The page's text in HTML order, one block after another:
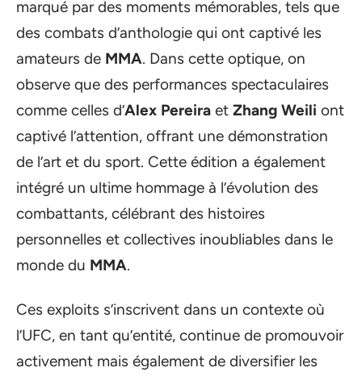
marqué par des moments mémorables, tels que
des combats d’anthologie qui ont captivé les
amateurs de MMA. Dans cette optique, on
observe que des performances spectaculaires
comme celles d’Alex Pereira et Zhang Weili ont
captivé l’attention, offrant une démonstration
de l’art et du sport. Cette édition a également
intégré un ultime hommage à l’évolution des
combattants, célébrant des histoires
personnelles et collectives inoubliables dans le
monde du MMA.
Ces exploits s’inscrivent dans un contexte où
l’UFC, en tant qu’entité, continue de promouvoir
activement mais également de diversifier les